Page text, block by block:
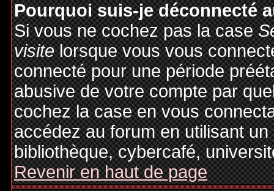
Pourquoi suis-je déconnecté
Si vous ne cochez pas la case
visitelorsque vous vous
connecté pour une période
abusive de votre compte par
cochez la case en vous
accédez au forum en utilisant
bibliothèque, cybercafé,
Revenir en haut de page